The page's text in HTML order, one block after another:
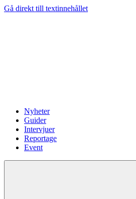
Gå direkt till textinnehållet
Nyheter
Guider
Intervjuer
Reportage
Event